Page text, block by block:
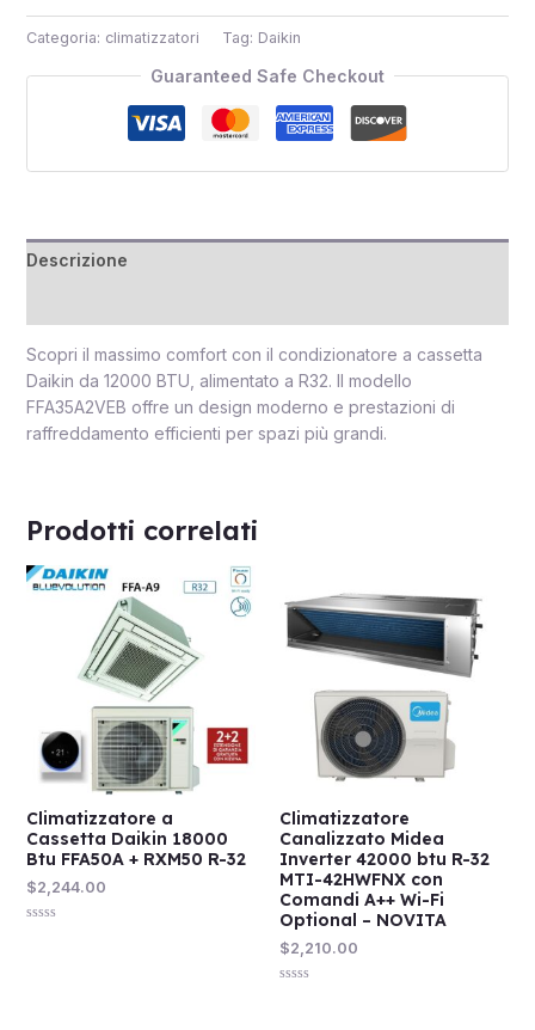
Categoria: climatizzatori Tag: Daikin
Guaranteed Safe Checkout
Descrizione
Scopri il massimo comfort con il condizionatore a cassetta
Daikin da 12000 BTU, alimentato a R32. Il modello
FFA35A2VEB offre un design moderno e prestazioni di
raffreddamento efficienti per spazi più grandi.
Prodotti correlati
Climatizzatore a
Cassetta Daikin 18000
Btu FFA50A + RXM50 R-32
$2,244.00
Climatizzatore
Canalizzato Midea
Inverter 42000 btu R-32
MTI-42HWFNX con
Comandi A++ Wi-Fi
Optional – NOVITA
$2,210.00